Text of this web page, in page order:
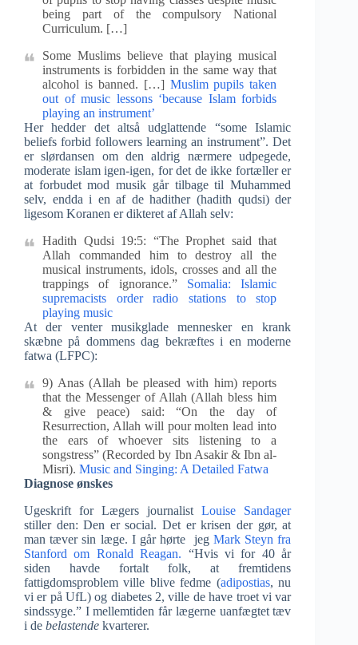
being part of the compulsory National
Curriculum. […]
Some Muslims believe that playing musical
instruments is forbidden in the same way that
alcohol is banned. […] Muslim pupils taken
out of music lessons ‘because Islam forbids
playing an instrument’
Her hedder det altså udglattende “some Islamic
beliefs forbid followers learning an instrument”. Det
er slørdansen om den aldrig nærmere udpegede,
moderate islam igen-igen, for det de ikke fortæller er
at forbudet mod musik går tilbage til Muhammed
selv, endda i en af de hadither (hadith qudsi) der
ligesom Koranen er dikteret af Allah selv:
Hadith Qudsi 19:5: “The Prophet said that
Allah commanded him to destroy all the
musical instruments, idols, crosses and all the
trappings of ignorance.” Somalia: Islamic
supremacists order radio stations to stop
playing music
At der venter musikglade mennesker en krank
skæbne på dommens dag bekræftes i en moderne
fatwa (LFPC):
9) Anas (Allah be pleased with him) reports
that the Messenger of Allah (Allah bless him
& give peace) said: “On the day of
Resurrection, Allah will pour molten lead into
the ears of whoever sits listening to a
songstress” (Recorded by Ibn Asakir & Ibn al-
Misri). Music and Singing: A Detailed Fatwa
Diagnose ønskes
Ugeskrift for Lægers journalistLouise Sandager
stiller den: Den er social. Det er krisen der gør, at
man tæver sin læge. I går hørte jeg Mark Steyn fra
Stanford om Ronald Reagan. “Hvis vi for 40 år
siden havde fortalt folk, at fremtidens
fattigdomsproblem ville blive fedme (adipostias, nu
vi er på UfL) og diabetes 2, ville de have troet vi var
sindssyge.” I mellemtiden får lægerne uanfægtet tæv
i de belastende kvarterer.